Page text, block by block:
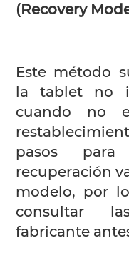
(Recovery
Este método
la tablet no
cuando no
pasos
recuperación
modelo, por
consultar
fabricante